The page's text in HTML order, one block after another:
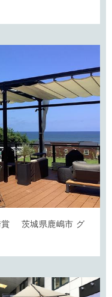
賞 茨城県鹿嶋市 グ